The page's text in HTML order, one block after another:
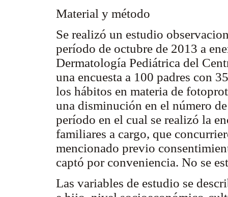
Material y método
Se realizó un estudio
período de octubre de 2013 a
Dermatología Pediátrica del
una encuesta a 100 padres con
los hábitos en materia de
una disminución en el número
período en el cual se realizó la
familiares a cargo, que
mencionado previo
captó por conveniencia. No se
Las variables de estudio se